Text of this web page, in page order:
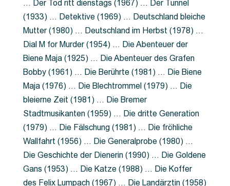
… Der Tod ritt dienstags (1967) … Der Tunnel
(1933) … Detektive (1969) … Deutschland bleiche
Mutter (1980) … Deutschland im Herbst (1978) …
Dial M for Murder (1954) … Die Abenteuer der
Biene Maja (1925) … Die Abenteuer des Grafen
Bobby (1961) … Die Berührte (1981) … Die Biene
Maja (1976) … Die Blechtrommel (1979) … Die
bleierne Zeit (1981) … Die Bremer
Stadtmusikanten (1959) … Die dritte Generation
(1979) … Die Fälschung (1981) … Die fröhliche
Wallfahrt (1956) … Die Generalprobe (1980) …
Die Geschichte der Dienerin (1990) … Die Goldene
Gans (1953) … Die Katze (1988) … Die Koffer
des Felix Lumpach (1967) … Die Landärztin (1958)